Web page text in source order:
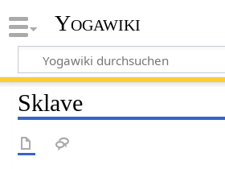
Yogawiki
Sklave